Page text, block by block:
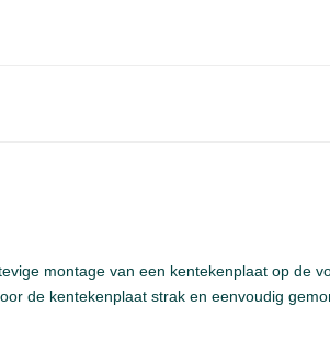
montage van een kentekenplaat op de
de kentekenplaat strak en eenvoudig